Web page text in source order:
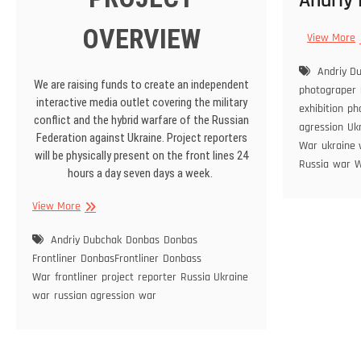
OVERVIEW
We are raising funds to create an independent
interactive media outlet covering the military
conflict and the hybrid warfare of the Russian
Federation against Ukraine. Project reporters
will be physically present on the front lines 24
hours a day seven days a week.
View More
Andriy Dubchak Donbas Donbas
Frontliner DonbasFrontliner Donbass
War frontliner project reporter Russia Ukraine
war russian agression war
View More
Andriy
photograper
exhibition
agression
War ukraine
Russia war